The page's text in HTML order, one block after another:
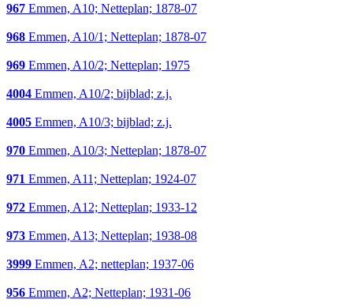
967 Emmen, A10; Netteplan; 1878-07
968 Emmen, A10/1; Netteplan; 1878-07
969 Emmen, A10/2; Netteplan; 1975
4004 Emmen, A10/2; bijblad; z.j.
4005 Emmen, A10/3; bijblad; z.j.
970 Emmen, A10/3; Netteplan; 1878-07
971 Emmen, A11; Netteplan; 1924-07
972 Emmen, A12; Netteplan; 1933-12
973 Emmen, A13; Netteplan; 1938-08
3999 Emmen, A2; netteplan; 1937-06
956 Emmen, A2; Netteplan; 1931-06